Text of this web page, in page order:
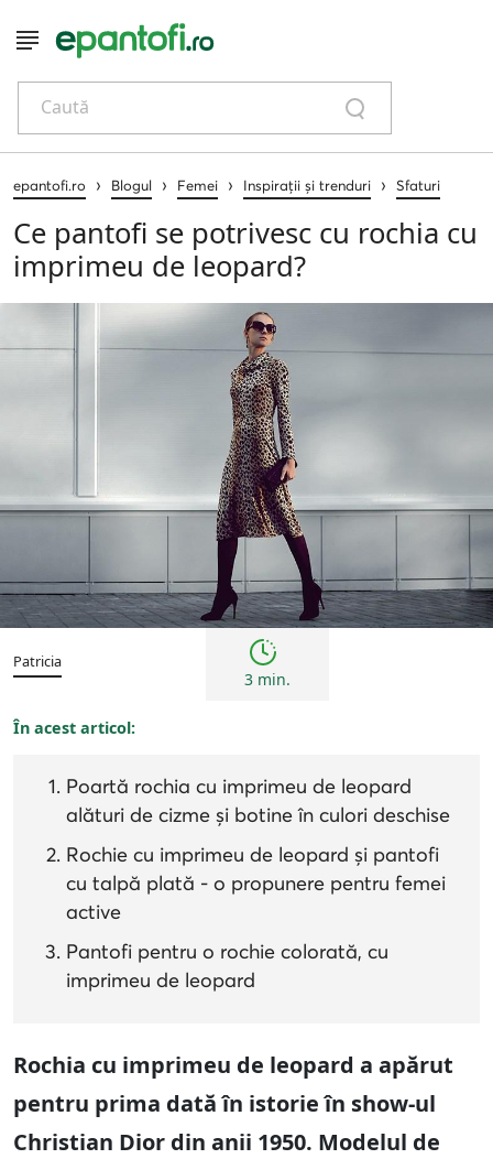
Caută
epantofi.ro › Blogul › Femei › Inspirații și trenduri › Sfaturi
Ce pantofi se potrivesc cu rochia cu
imprimeu de leopard?
Femei Inspirații și trenduri Sfaturi
Patricia
3 min.
În acest articol:
Poartă rochia cu imprimeu de leopard
alături de cizme și botine în culori deschise
Rochie cu imprimeu de leopard și pantofi
cu talpă plată - o propunere pentru femei
active
Pantofi pentru o rochie colorată, cu
imprimeu de leopard
Rochia cu imprimeu de leopard a apărut
pentru prima dată în istorie în show-ul
Christian Dior din anii 1950. Modelul de